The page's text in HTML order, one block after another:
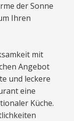
der Sonne
Ihren
mit
Angebot
und leckere
eine
Küche.